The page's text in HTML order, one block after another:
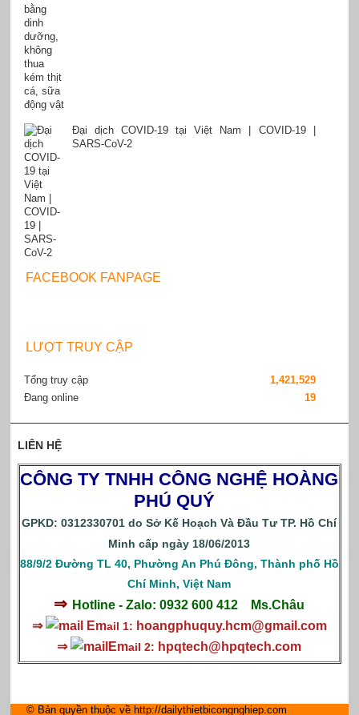
Đại dịch COVID-19 tại Việt Nam | COVID-19 |
SARS-CoV-2
FACEBOOK FANPAGE
LƯỢT TRUY CẬP
Tổng truy cập
1,421,529
Đang online
19
LIÊN HỆ
CÔNG TY TNHH CÔNG NGHỆ HOÀNG
PHÚ QUÝ
GPKD: 0312330701 do Sở Kế Hoạch Và Đầu Tư TP. Hồ Chí
Minh cấp ngày 18/06/2013
88/9/2 Đường TL 40, Phường An Phú Đông, Thành phố Hồ
Chí Minh, Việt Nam
⇒ Hotline - Zalo: 0932 600 412
Ms.Châu
⇒
Email 1: hoangphuquy.hcm@gmail.com
⇒
Email 2: hpqtech@hpqtech.com
© Bản quyền thuộc về http://dailythietbicongnghiep.com